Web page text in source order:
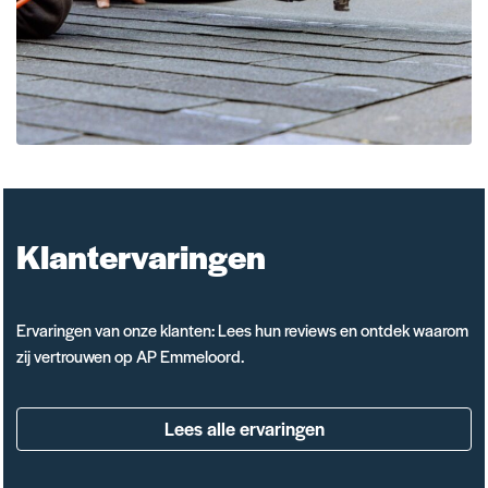
Klantervaringen
Ervaringen van onze klanten: Lees hun reviews en ontdek waarom
zij vertrouwen op AP Emmeloord.
Lees alle ervaringen